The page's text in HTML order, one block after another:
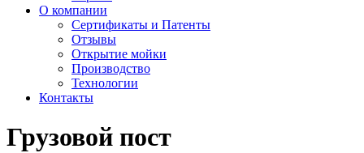
О компании
Сертификаты и Патенты
Отзывы
Открытие мойки
Производство
Технологии
Контакты
Грузовой пост